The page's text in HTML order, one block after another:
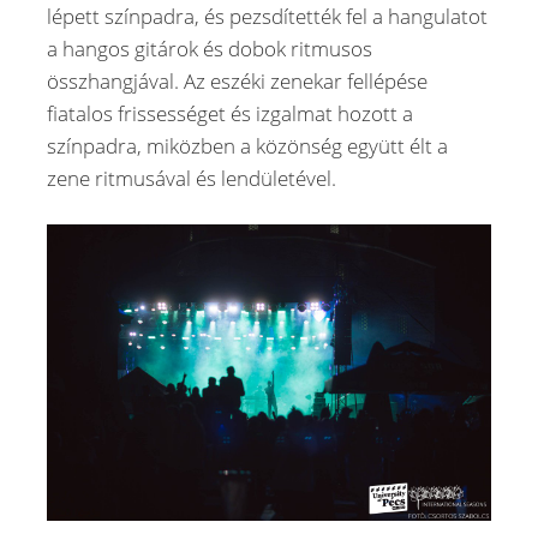
lépett színpadra, és pezsdítették fel a hangulatot
a hangos gitárok és dobok ritmusos
összhangjával. Az eszéki zenekar fellépése
fiatalos frissességet és izgalmat hozott a
színpadra, miközben a közönség együtt élt a
zene ritmusával és lendületével.